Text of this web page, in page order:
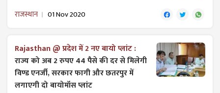
राजस्थान 01 Nov 2020
Rajasthan @ प्रदेश में 2 नए बायो प्लांट :
राज्य को अब 2 रुपए 44 पैसे की दर से मिलेगी
विण्ड एनर्जी, सरकार फागी और छतरपुर में
लगाएगी दो बायोमॉस प्लांट